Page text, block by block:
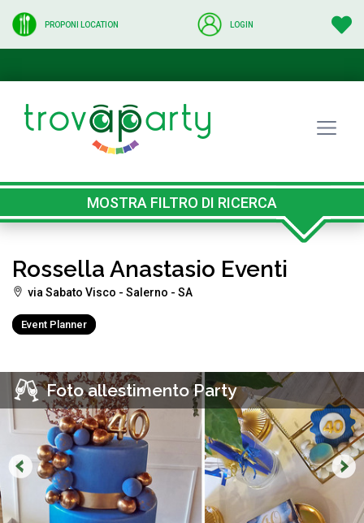
PROPONI LOCATION LOGIN
MOSTRA FILTRO DI RICERCA
Rossella Anastasio Eventi
via Sabato Visco - Salerno - SA
Event Planner
Foto allestimento Party